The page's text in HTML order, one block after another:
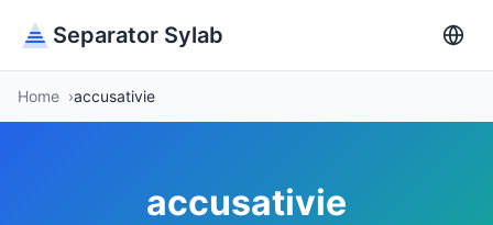
Separator Sylab
Home accusativie
accusativie